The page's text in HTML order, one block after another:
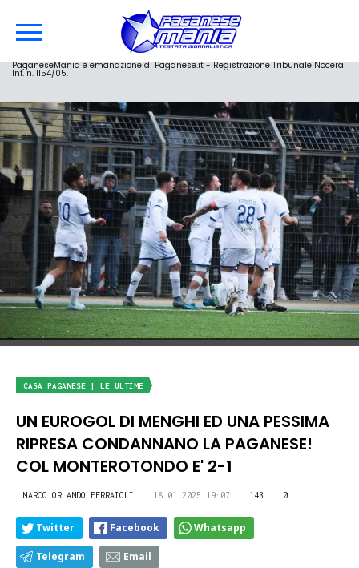
PaganeseMania è emanazione di Paganese.it - Registrazione Tribunale Nocera
Inf. n. 1154/05.
CASA PAGANESE | LE ULTIME
UN EUROGOL DI MENGHI ED UNA PESSIMA
RIPRESA CONDANNANO LA PAGANESE!
COL MONTEROTONDO E' 2-1
MARCO ORLANDO FERRAIOLI 18.01.2025 19:07 143 0
Twitter Facebook Whatsapp
Telegram Email